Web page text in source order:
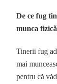
De ce fug
munca
Tinerii fug
mai
pentru că